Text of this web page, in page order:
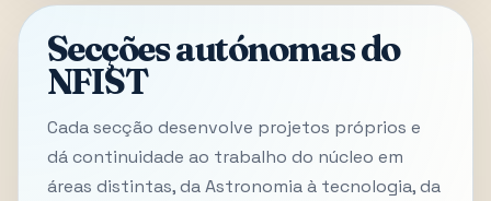
Secções autónomas do
NFIST
Cada secção desenvolve projetos próprios e
dá continuidade ao trabalho do núcleo em
áreas distintas, da Astronomia à tecnologia, da